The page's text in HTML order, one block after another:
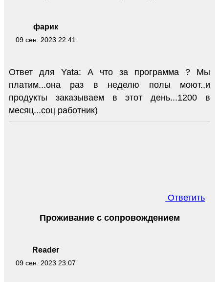
фарик
09 сен. 2023 22:41
Ответ для Yata: А что за программа ? Мы
платим...она раз в неделю полы моют..и
продукты заказываем в этот день...1200 в
месяц...соц работник)
Ответить
Reader
09 сен. 2023 23:07
Проживание с сопровождением